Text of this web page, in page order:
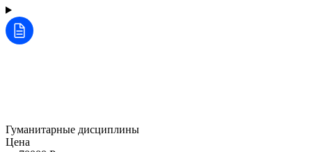
Гуманитарные дисциплины
Цена